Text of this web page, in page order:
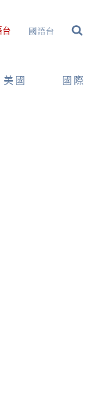
台 國語台
美國 國際